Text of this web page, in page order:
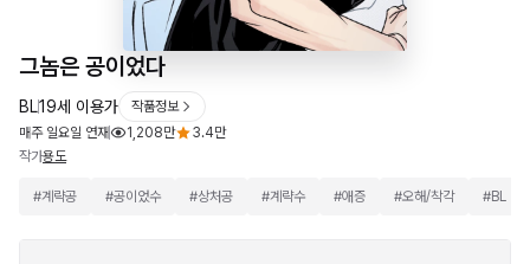
그놈은 공이었다
BL19세 이용가
작품정보
매주 일요일 연재
1,208만
3.4만
작가용도
#계략공 #공이었수 #상처공 #계략수 #애증 #오해/착각 #BL